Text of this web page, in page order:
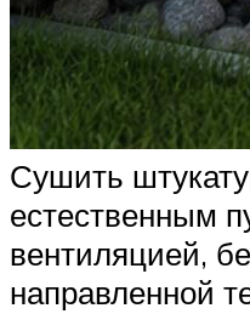
Сушить
естественным
вентиляцией,
направленной